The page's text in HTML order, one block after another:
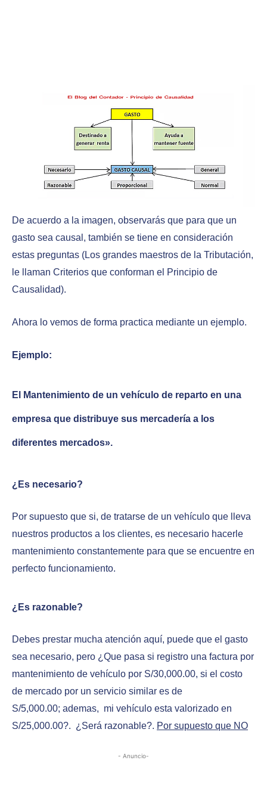
De acuerdo a la imagen, observarás que para que un
gasto sea causal, también se tiene en consideración
estas preguntas (Los grandes maestros de la Tributación,
le llaman Criterios que conforman el Principio de
Causalidad).
Ahora lo vemos de forma practica mediante un ejemplo.
Ejemplo:
El Mantenimiento de un vehículo de reparto en una
empresa que distribuye sus mercadería a los
diferentes mercados».
¿Es necesario?
Por supuesto que si, de tratarse de un vehículo que lleva
nuestros productos a los clientes, es necesario hacerle
mantenimiento constantemente para que se encuentre en
perfecto funcionamiento.
¿Es razonable?
Debes prestar mucha atención aquí, puede que el gasto
sea necesario, pero ¿Que pasa si registro una factura por
mantenimiento de vehículo por S/30,000.00, si el costo
de mercado por un servicio similar es de
S/5,000.00; ademas, mi vehículo esta valorizado en
S/25,000.00?. ¿Será razonable?. Por supuesto que NO
- Anuncio-